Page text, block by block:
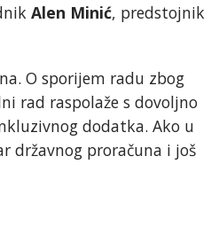
Alen Minić, predstojnik
O sporijem radu zbog
rad raspolaže s dovoljno
dodatka. Ako u
državnog proračuna i još